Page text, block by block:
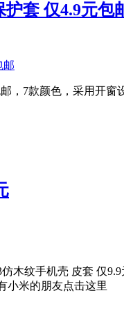
护套 仅4.9元包
，7款颜色，采用开
木纹手机壳 皮套 仅
小米的朋友点击这里